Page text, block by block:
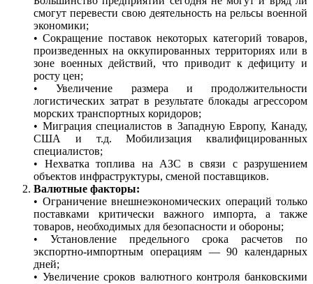
смогут перевести свою деятельность на рельсы военной
экономики;
• Сокращение поставок некоторых категорий товаров,
произведенных на оккупированных территориях или в
зоне военных действий, что приводит к дефициту и
росту цен;
• Увеличение размера и продолжительности
логистических затрат в результате блокады агрессором
морских транспортных коридоров;
• Миграция специалистов в Западную Европу, Канаду,
США и т.д. Мобилизация квалифицированных
специалистов;
• Нехватка топлива на АЗС в связи с разрушением
объектов инфраструктуры, сменой поставщиков.
Валютные факторы:
• Ограничение внешнеэкономических операций только
поставками критически важного импорта, а также
товаров, необходимых для безопасности и обороны;
• Установление предельного срока расчетов по
экспортно-импортным операциям — 90 календарных
дней;
• Увеличение сроков валютного контроля банковскими